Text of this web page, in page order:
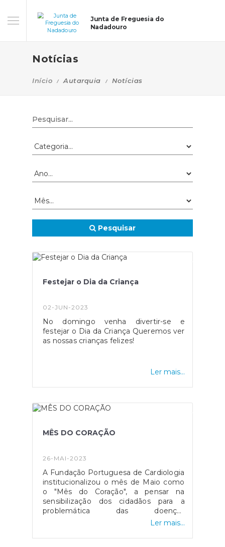
Junta de Freguesia do
Nadadouro
Notícias
Início Autarquia Notícias
Pesquisar
Festejar o Dia da Criança
02-JUN-2023
No domingo venha divertir-se e
festejar o Dia da Criança Queremos ver
as nossas crianças felizes!
Ler mais...
MÊS DO CORAÇÃO
26-MAI-2023
A Fundação Portuguesa de Cardiologia
institucionalizou o mês de Maio como
o "Mês do Coração", a pensar na
sensibilização dos cidadãos para a
problemática das doenças
cardiovasculares e para a necessidade
através de hábitos saudáveis, o
Ler mais...